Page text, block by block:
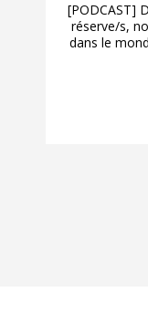
[PODCAST]
réserve/s,
dans le